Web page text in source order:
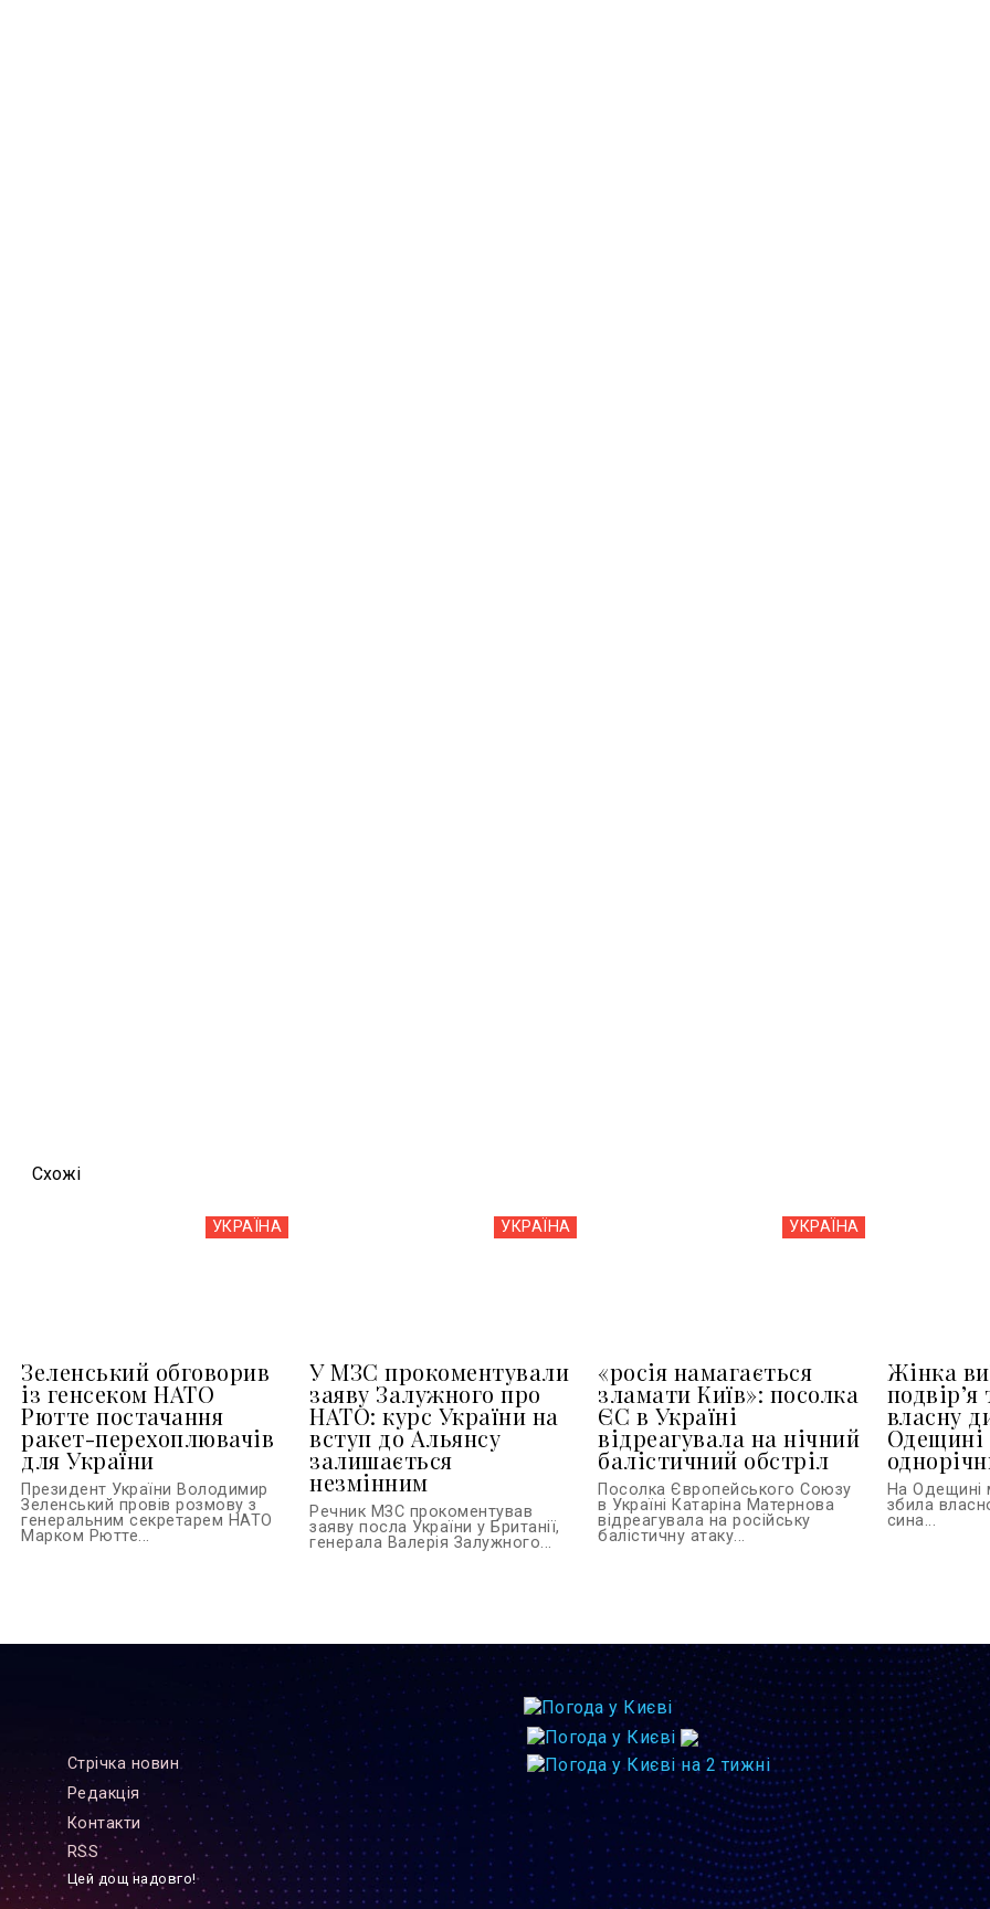
Схожi
УКРАЇНА
Зеленський обговорив
із генсеком НАТО
Рютте постачання
ракет-перехоплювачів
для України
Президент України Володимир
Зеленський провів розмову з
генеральним секретарем НАТО
Марком Рютте...
УКРАЇНА
У МЗС прокоментували
заяву Залужного про
НАТО: курс України на
вступ до Альянсу
залишається
незмінним
Речник МЗС прокоментував
заяву посла України у Британії,
генерала Валерія Залужного...
УКРАЇНА
«росія намагається
зламати Київ»: посолка
ЄС в Україні
відреагувала на нічний
балістичний обстріл
Посолка Європейського Союзу
в Україні Катаріна Матернова
відреагувала на російську
балістичну атаку...
Жінка
власну
Одещині
На Одещині
збила
сина...
Стрiчка новин
Редакцiя
Контакти
RSS
Цей дощ надовго!